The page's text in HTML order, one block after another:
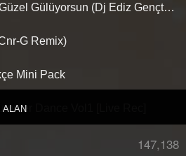
Blok 3, Poizi - Çok Güzel Gülüyorsun (Dj Ediz Gençtürk Orjinal Mix)
G Remix)
Mini Pack
Dance Vol1 [Live Rec]
ALAN
147,138